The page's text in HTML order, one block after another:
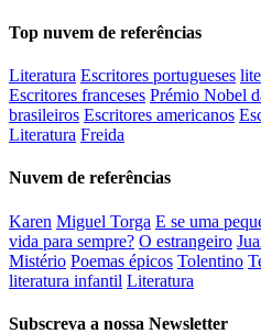
Top nuvem de referências
Literatura Escritores portugueses
Escritores franceses Prémio Nobel
brasileiros Escritores americanos
Literatura Freida
Nuvem de referências
Karen Miguel Torga E se uma
vida para sempre? O estrangeiro
Mistério Poemas épicos Tolentino
literatura infantil Literatura
Subscreva a nossa Newsletter